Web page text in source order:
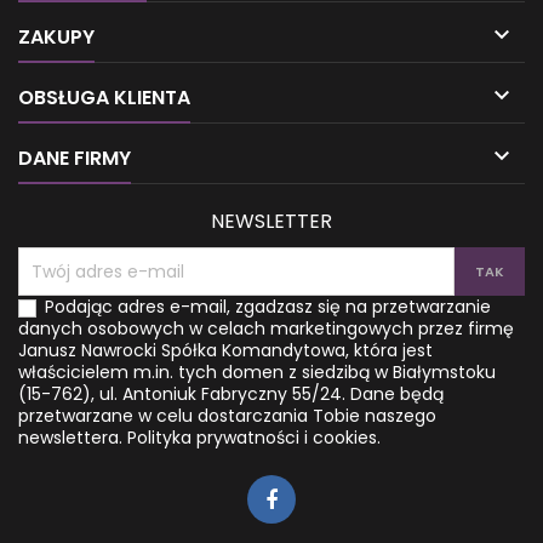
międzynarodowych
bestsellerów – wypróbowała
prowadząc spełnione i
szczęśliwe życie. Zgłębiając
zrozumiesz, jak ważne są...
czekolada czy babeczka na
objadania się, które
prowadzą do zaburzeń
zaprogramować mózg na
przeżywanie, a nie...
ZAKUPY 
OBSŁUGA KLIENTA 
DANE FIRMY 
NEWSLETTER
Podając adres e-mail, zgadzasz się na przetwarzanie
danych osobowych w celach marketingowych przez firmę
Janusz Nawrocki Spółka Komandytowa, która jest
właścicielem m.in. tych domen z siedzibą w Białymstoku
(15-762), ul. Antoniuk Fabryczny 55/24. Dane będą
przetwarzane w celu dostarczania Tobie naszego
newslettera. Polityka prywatności i cookies.